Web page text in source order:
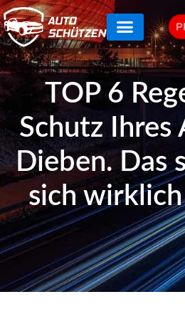
TOP 6
Schutz Ihres
Dieben. Das
sich